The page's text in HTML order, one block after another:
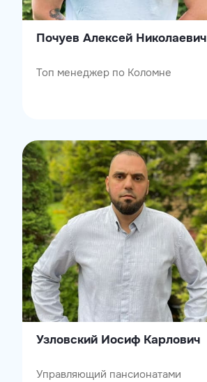
Почуев Алексей Николаевич
Топ менеджер по Коломне
Узловский Иосиф Карлович
Управляющий пансионатами